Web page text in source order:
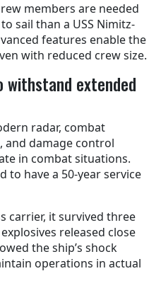
members are needed
sail than a USS Nimitz-
features enable the
with reduced crew size.
withstand extended
radar, combat
and damage control
in combat situations.
to have a 50-year service
carrier, it survived three
released close
the ship’s shock
operations in actual